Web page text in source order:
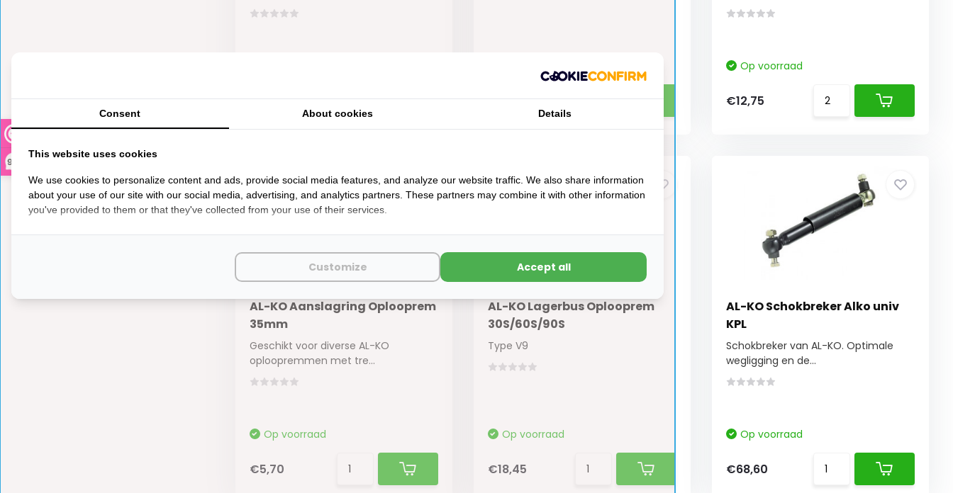
9,3
€155,10 €4,20
Op voorraad
€12,75
AL-KO Aanslagring Oplooprem
35mm
Geschikt voor diverse AL-KO
oploopremmen met tre...
Op voorraad
€5,70
AL-KO Lagerbus Oplooprem
30S/60S/90S
Type V9
Op voorraad
€18,45
AL-KO Schokbreker Alko univ
KPL
Schokbreker van AL-KO. Optimale
wegligging en de...
Op voorraad
€68,60
Consent About cookies Details
This website uses cookies
We use cookies to personalize content and ads, provide social media features, and analyze our website traffic. We also share information
about your use of our site with our social media, advertising, and analytics partners. These partners may combine it with other information
you've provided to them or that they've collected from your use of their services.
Customize Accept all